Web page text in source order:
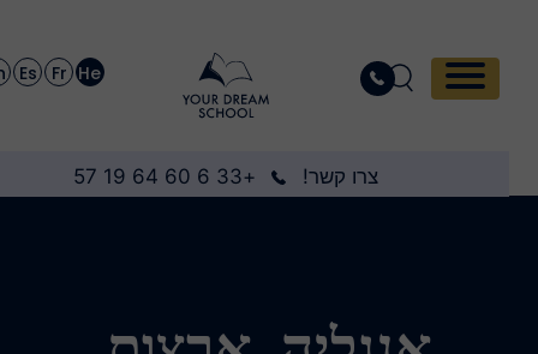
Fr
Es
En
צרו קשר! +33 6 60 64 19 57